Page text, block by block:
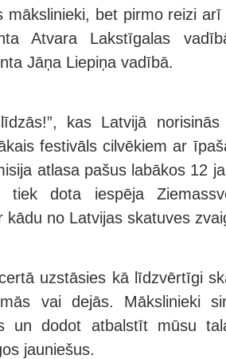
mākslinieki, bet pirmo reizi
Atvara Lakstīgalas
Jāņa Liepiņa vadībā.
kas Latvijā
festivāls cilvēkiem ar
atlasa pašus labākos 12
tiek dota iespēja
kādu no Latvijas skatuves
uzstāsies kā līdzvērtīgi
vai dejās. Mākslinieki
un dodot atbalstīt mūsu
jauniešus.